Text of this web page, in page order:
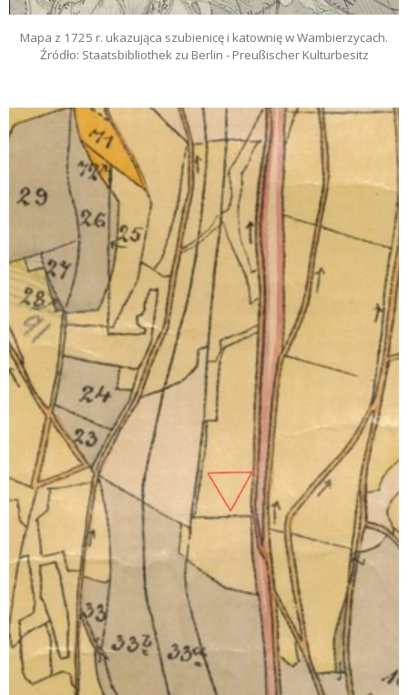
Mapa z 1725 r. ukazująca szubienicę i katownię w Wambierzycach.
Źródło: Staatsbibliothek zu Berlin - Preußischer Kulturbesitz